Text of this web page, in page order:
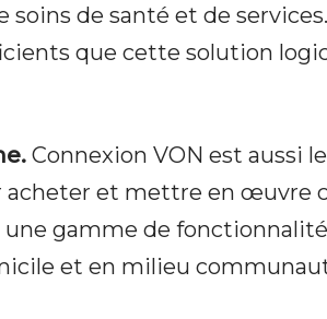
soins de santé et de
que cette solution
Connexion VON est aussi
acheter et mettre en
gamme de
et en milieu